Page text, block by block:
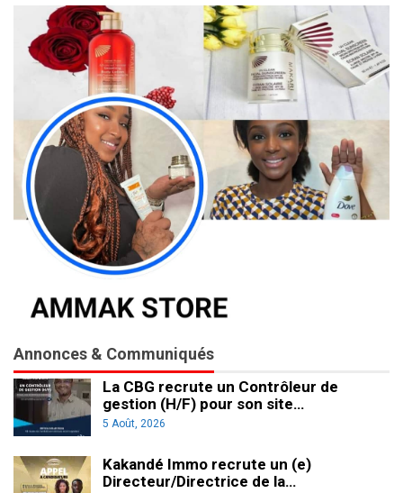
Annonces & Communiqués
La CBG recrute un Contrôleur de
gestion (H/F) pour son site…
5 Août, 2026
Kakandé Immo recrute un (e)
Directeur/Directrice de la…